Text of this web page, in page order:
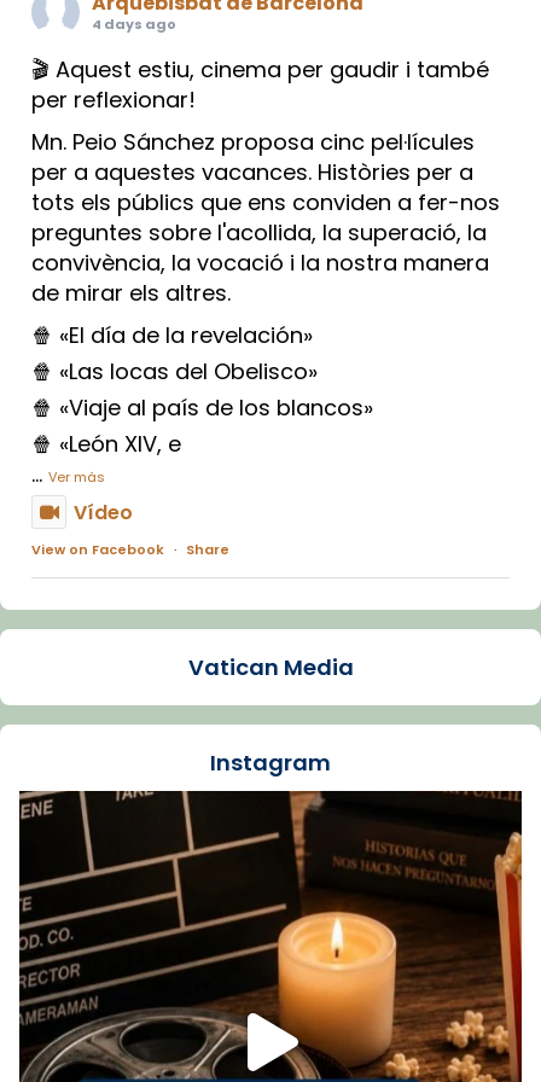
4 days ago
🎬 Aquest estiu, cinema per gaudir i també
per reflexionar!
Mn. Peio Sánchez proposa cinc pel·lícules
per a aquestes vacances. Històries per a
tots els públics que ens conviden a fer-nos
preguntes sobre l'acollida, la superació, la
convivència, la vocació i la nostra manera
de mirar els altres.
🍿 «El día de la revelación»
🍿 «Las locas del Obelisco»
🍿 «Viaje al país de los blancos»
🍿 «León XIV, e
... Ver más
Vídeo
View on Facebook · Share
Arquebisbat de Barcelona
La Carmina va patir depressió. Fa gairebé
dos mesos, a l'Estadi Lluís Companys, la
Recupera l'entrevista comp
Vatican
tican News 👇
www.vaticannews.va/es/iglesia/news/2026-
07/carmina-historia-depresion-papa-viaje-
espana-testimoni...
Foto
View on Facebook · Share
Vatican Media
Instagram